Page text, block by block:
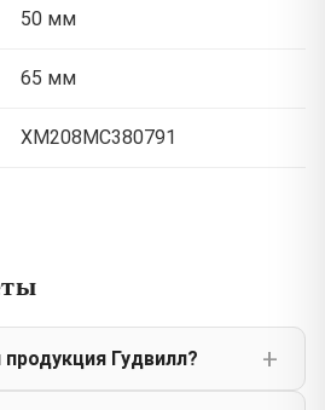
50 мм
65 мм
XM208MC380791
Гудвилл?